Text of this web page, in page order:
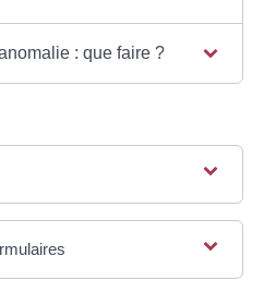
: que faire ?